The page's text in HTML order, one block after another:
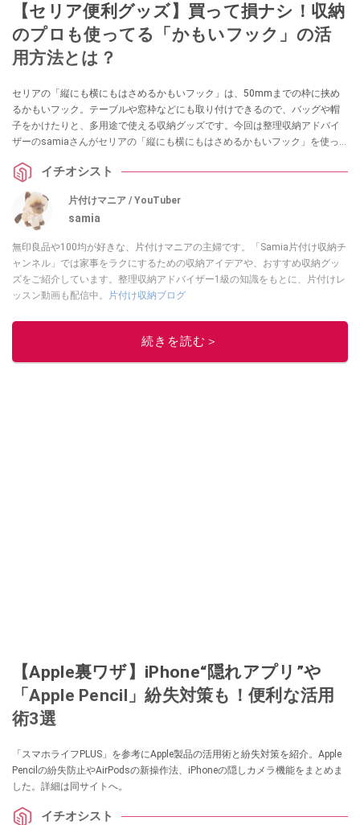
【セリア便利グッズ】買って損ナシ！収納
のプロも使ってる「かもいフック」の活
用方法とは？
セリアの「縦にも横にもはさめるかもいフック」は、50mmまでの枠に挟め
るかもいフック。テーブルや窓枠などにも取り付けできるので、バッグや帽
子をかけたりと、多用途で使える収納グッズです。今回は整理収納アドバイ
ザーのsamiaさんがセリアの「縦にも横にもはさめるかもいフック」を使っ
イチオシスト
片付けマニア / YouTuber
samia
無印良品や100均が好きな、片付けマニアの主婦です。「Samia片付け収納チ
ャンネル」では家事をラクにするための収納アイデアや、おすすめ収納グッ
ズをご紹介しています。整理収納アドバイザー1級の知識をもとに、片付けレ
ッスン動画も配信中。
片付け収納ブログ
このイチオシストの他の記事を読む
続きを読む＞
【Apple裏ワザ】iPhone“隠れアプリ”や
「Apple Pencil」紛失対策も！便利な活用
術3選
「スマホライフPLUS」を参考にApple製品の活用術と紛失対策を紹介。Apple
Pencilの紛失防止やAirPodsの新操作法、iPhoneの隠しカメラ機能をまとめま
した。詳細は同サイトへ。
イチオシスト